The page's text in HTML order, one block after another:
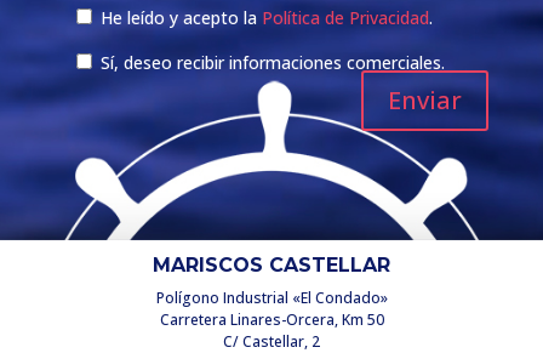
He leído y acepto la Política de Privacidad.
Sí, deseo recibir informaciones comerciales.
MARISCOS CASTELLAR
Polígono Industrial «El Condado»
Carretera Linares-Orcera, Km 50
C/ Castellar, 2